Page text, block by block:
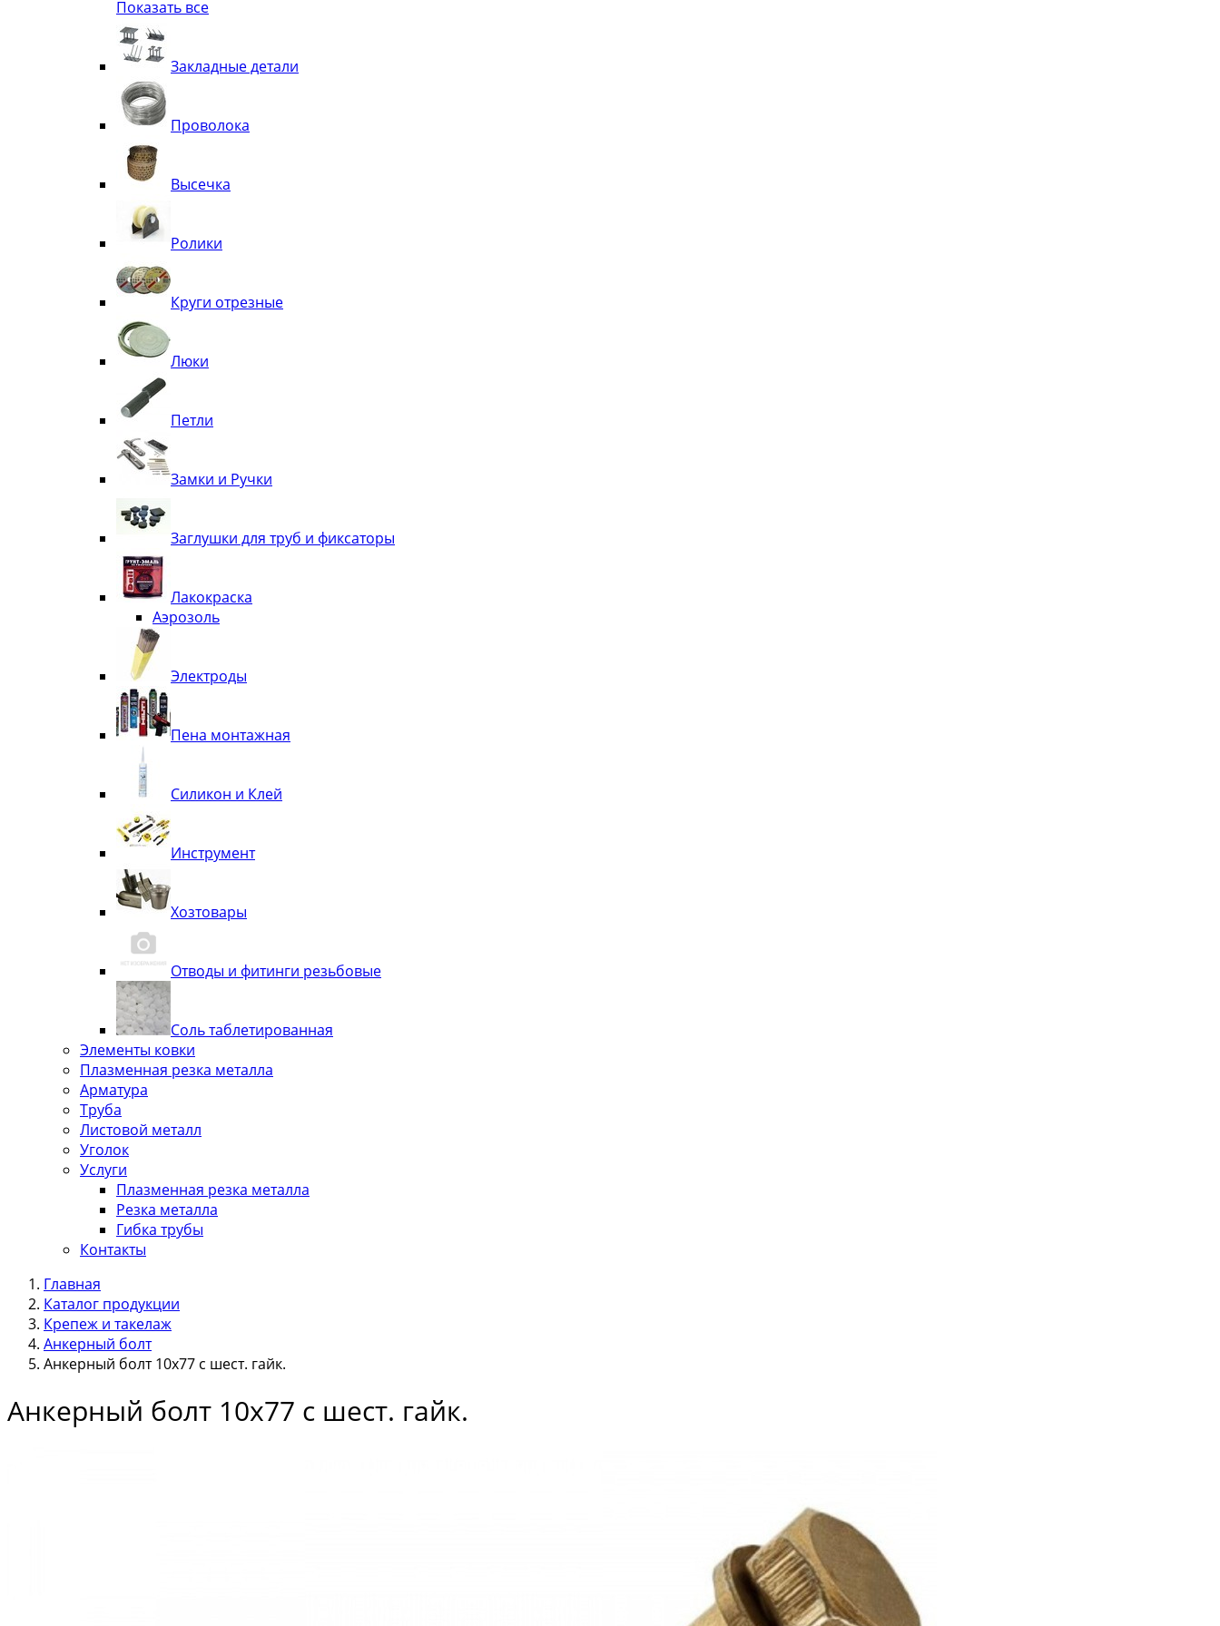
Квадрат
Труба декоративная
Элементы орнамента из квадрата, трубы
Узоры
Лавки
Показать все
Закладные детали
Проволока
Высечка
Ролики
Круги отрезные
Люки
Петли
Замки и Ручки
Заглушки для труб и фиксаторы
Лакокраска
Аэрозоль
Электроды
Пена монтажная
Силикон и Клей
Инструмент
Хозтовары
Отводы и фитинги резьбовые
Соль таблетированная
Элементы ковки
Плазменная резка металла
Арматура
Труба
Листовой металл
Уголок
Услуги
Плазменная резка металла
Резка металла
Гибка трубы
Контакты
Главная
Каталог продукции
Крепеж и такелаж
Анкерный болт
Анкерный болт 10х77 с шест. гайк.
Анкерный болт 10х77 с шест. гайк.